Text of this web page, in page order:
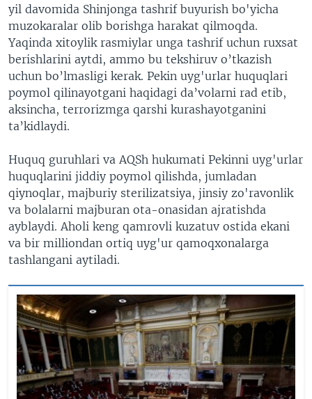
yil davomida Shinjonga tashrif buyurish bo'yicha
muzokaralar olib borishga harakat qilmoqda.
Yaqinda xitoylik rasmiylar unga tashrif uchun ruxsat
berishlarini aytdi, ammo bu tekshiruv o’tkazish
uchun bo’lmasligi kerak. Pekin uyg'urlar huquqlari
poymol qilinayotgani haqidagi da’volarni rad etib,
aksincha, terrorizmga qarshi kurashayotganini
ta’kidlaydi.
Huquq guruhlari va AQSh hukumati Pekinni uyg'urlar
huquqlarini jiddiy poymol qilishda, jumladan
qiynoqlar, majburiy sterilizatsiya, jinsiy zo'ravonlik
va bolalarni majburan ota-onasidan ajratishda
ayblaydi. Aholi keng qamrovli kuzatuv ostida ekani
va bir milliondan ortiq uyg'ur qamoqxonalarga
tashlangani aytiladi.